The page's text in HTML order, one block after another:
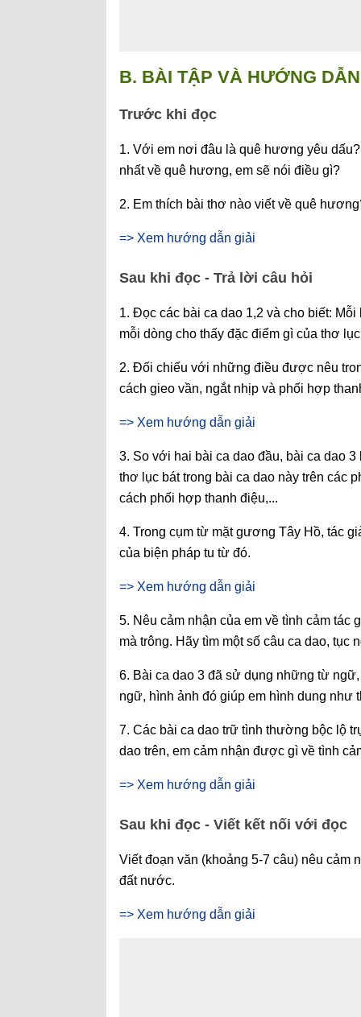
B. BÀI TẬP VÀ HƯỚNG
Trước khi đọc
1. Với em nơi đâu là quê hương yêu
nhất về quê hương, em sẽ nói điều gì?
2. Em thích bài thơ nào viết về quê
=> Xem hướng dẫn giải
Sau khi đọc - Trả lời câu hỏi
1. Đọc các bài ca dao 1,2 và cho biết:
mỗi dòng cho thấy đặc điểm gì của thơ
2. Đối chiếu với những điều được nêu
cách gieo vần, ngắt nhịp và phối hợp
=> Xem hướng dẫn giải
3. So với hai bài ca dao đầu, bài ca dao
thơ lục bát trong bài ca dao này trên các
cách phối hợp thanh điệu,...
4. Trong cụm từ mặt gương Tây Hồ, tác
của biện pháp tu từ đó.
=> Xem hướng dẫn giải
5. Nêu cảm nhận của em về tình cảm
mà trông. Hãy tìm một số câu ca dao,
6. Bài ca dao 3 đã sử dụng những từ
ngữ, hình ảnh đó giúp em hình dung như
7. Các bài ca dao trữ tình thường bộc lộ
dao trên, em cảm nhận được gì về tình
=> Xem hướng dẫn giải
Sau khi đọc - Viết kết nối với đọc
Viết đoạn văn (khoảng 5-7 câu) nêu cảm
đất nước.
=> Xem hướng dẫn giải